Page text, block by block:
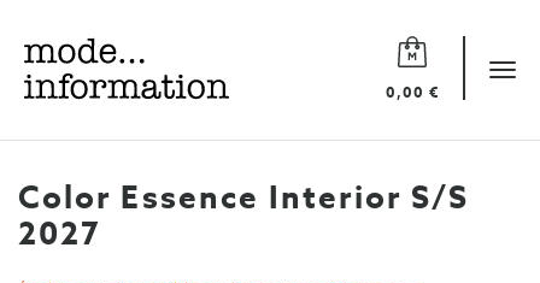
0,00 €
Mode
information
Color Essence Interior S/S
2027